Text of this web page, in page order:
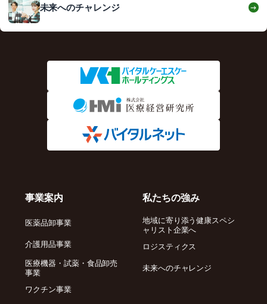
未来へのチャレンジ →
事業案内
医薬品卸事業
介護用品事業
医療機器・試薬・食品卸売
事業
ワクチン事業
私たちの強み
地域に寄り添う健康スペシ
ャリスト企業へ
ロジスティクス
未来へのチャレンジ